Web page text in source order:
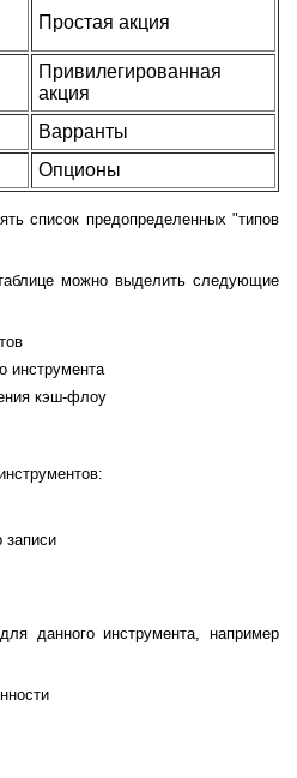
Простая акция
Привилегированная
акция
Варранты
Опционы
список предопределенных "типов
можно выделить следующие
инструмента
кэш-флоу
записи
данного инструмента, например